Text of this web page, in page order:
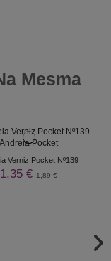
Mesma
Verniz Pocket Nº139
1,35 € 1,89 €